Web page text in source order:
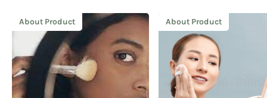
About Product About Product